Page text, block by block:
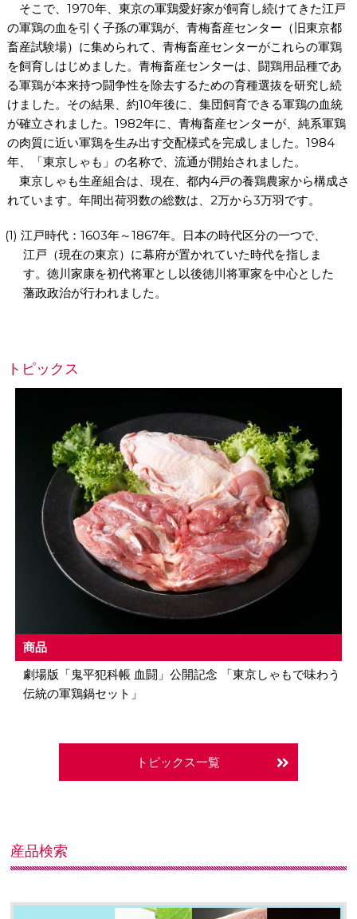
そこで、1970年、東京の軍鶏愛好家が飼育し続けてきた江戸
の軍鶏の血を引く子孫の軍鶏が、青梅畜産センター（旧東京都
畜産試験場）に集められて、青梅畜産センターがこれらの軍鶏
を飼育しはじめました。青梅畜産センターは、闘鶏用品種であ
る軍鶏が本来持つ闘争性を除去するための育種選抜を研究し続
けました。その結果、約10年後に、集団飼育できる軍鶏の血統
が確立されました。1982年に、青梅畜産センターが、純系軍鶏
の肉質に近い軍鶏を生み出す交配様式を完成しました。1984
年、「東京しゃも」の名称で、流通が開始されました。
東京しゃも生産組合は、現在、都内4戸の養鶏農家から構成さ
れています。年間出荷羽数の総数は、2万から3万羽です。
江戸時代：1603年～1867年。日本の時代区分の一つで、
江戸（現在の東京）に幕府が置かれていた時代を指しま
す。徳川家康を初代将軍とし以後徳川将軍家を中心とした
藩政政治が行われました。
トピックス
商品
劇場版「鬼平犯科帳 血闘」公開記念 「東京しゃもで味わう
伝統の軍鶏鍋セット」
トピックス一覧
産品検索